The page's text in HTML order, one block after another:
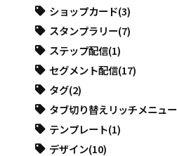
ショップカード(3)
スタンプラリー(7)
ステップ配信(1)
セグメント配信(17)
タグ(2)
タブ切り替えリッチメニュー
テンプレート(1)
デザイン(10)